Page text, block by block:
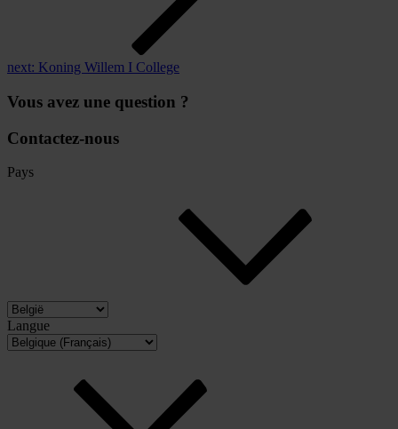
next: Koning Willem I College
Vous avez une question ?
Contactez-nous
Pays
Langue